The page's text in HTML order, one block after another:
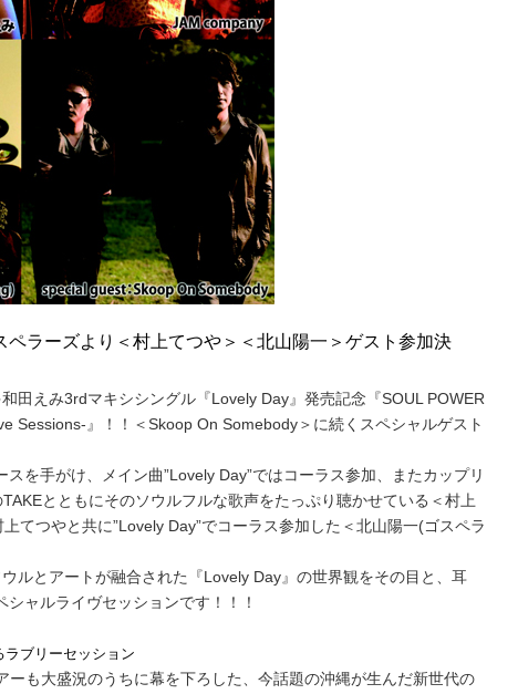
ペラーズより＜村上てつや＞＜北山陽一＞ゲスト参加決
田えみ3rdマキシシングル『Lovely Day』発売記念『SOUL POWER
Sessions-』！！＜Skoop On Somebody＞に続くスペシャルゲスト
スを手がけ、メイン曲”Lovely Day”ではコーラス参加、またカップリ
とともにそのソウルフルな歌声をたっぷり聴かせている＜村上
てつやと共に”Lovely Day”でコーラス参加した＜北山陽一(ゴスペラ
ルとアートが融合された『Lovely Day』の世界観をその目と、耳
ャルライヴセッションです！！！
ブリーセッション
ーも大盛況のうちに幕を下ろした、今話題の沖縄が生んだ新世代の